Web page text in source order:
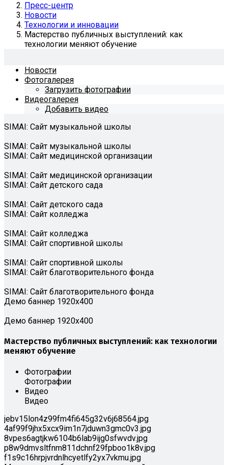
Пресс-центр
Новости
Технологии и инновации
Мастерство публичных выступлений: как
технологии меняют обучение
Новости
Фотогалерея
Загрузить фотографии
Видеогалерея
Добавить видео
SIMAI: Сайт музыкальной школы
SIMAI: Сайт музыкальной школы
SIMAI: Сайт медицинской организации
SIMAI: Сайт медицинской организации
SIMAI: Сайт детского сада
SIMAI: Сайт детского сада
SIMAI: Сайт колледжа
SIMAI: Сайт колледжа
SIMAI: Сайт спортивной школы
SIMAI: Сайт спортивной школы
SIMAI: Сайт благотворительного фонда
SIMAI: Сайт благотворительного фонда
Демо баннер 1920х400
Демо баннер 1920х400
Мастерство публичных выступлений: как технологии
меняют обучение
Фотографии
Фотографии
Видео
Видео
jebv15lon4z99fm4fi645g32v6j68564.jpg
4af99f9jhx5xcx9im1n7jduwn3gmc0v3.jpg
8vpes6agtjkw6104b6lab9ijg0sfwvdv.jpg
p8w9dmvsltfnm811dchnf29fpboo1k8v.jpg
f1s9c16hrpjvrdnlhcyetlfy2yx7vkmu.jpg